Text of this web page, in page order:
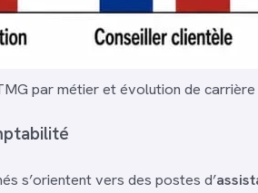
par métier et évolution de carrière
s’orientent vers des postes d’